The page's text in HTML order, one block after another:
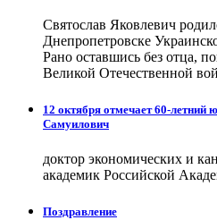
Святослав Яковлевич
Днепропетровске
Рано оставшись без отца,
Великой Отечественной
12 октября отмечает 60-
Самуилович
доктор экономических и
академик Российской
Поздравление